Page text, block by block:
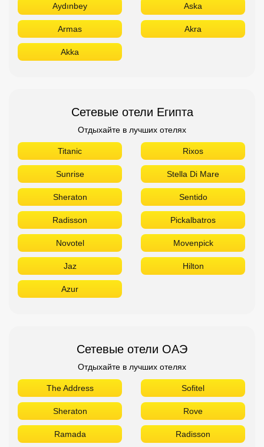
Aydınbey Aska
Armas Akra
Akka
Сетевые отели Египта
Отдыхайте в лучших отелях
Titanic Rixos
Sunrise Stella Di Mare
Sheraton Sentido
Radisson Pickalbatros
Novotel Movenpick
Jaz Hilton
Azur
Сетевые отели ОАЭ
Отдыхайте в лучших отелях
The Address Sofitel
Sheraton Rove
Ramada Radisson